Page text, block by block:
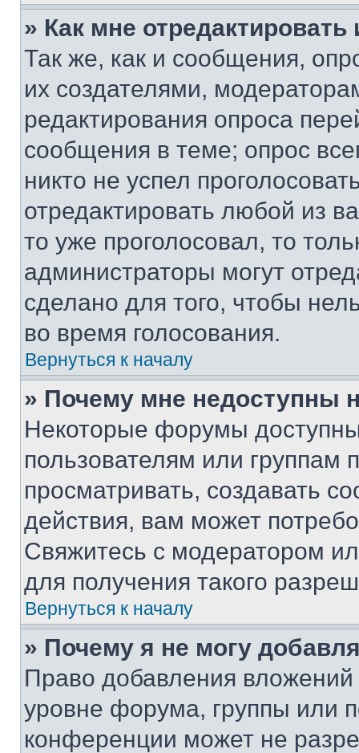
» Как мне
Так же, как и сообщения,
их создателями,
редактирования опроса
сообщения в теме; опрос
никто не успел
отредактировать любой из
то уже проголосовал, то
администраторы могут
сделано для того, чтобы
во время голосования.
Вернуться к началу
» Почему мне недоступны
Некоторые форумы
пользователям или группам
просматривать, создавать
действия, вам может
Свяжитесь с модератором
для получения такого
Вернуться к началу
» Почему я не могу
Право добавления
уровне форума, группы или
конференции может не